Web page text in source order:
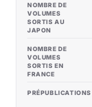
NOMBRE DE
VOLUMES
SORTIS AU
JAPON
NOMBRE DE
VOLUMES
SORTIS EN
FRANCE
PRÉPUBLICATIONS